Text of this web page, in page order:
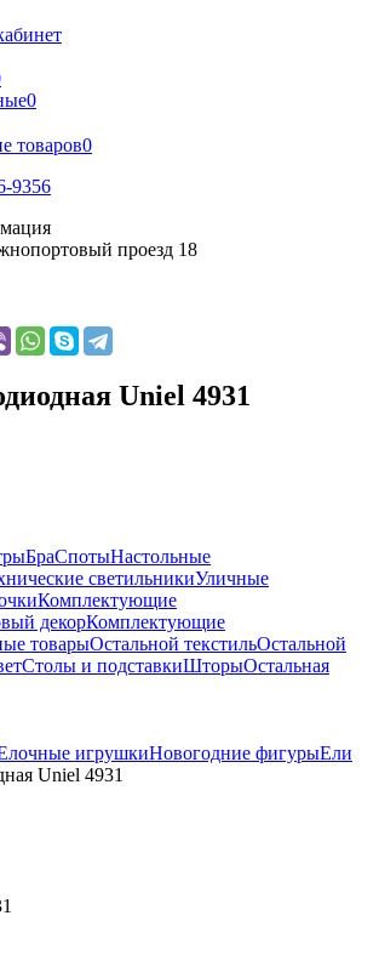
0
товаров0
9356
проезд 18
Uniel 4931
БраСпотыНастольные
светильникиУличные
Комплектующие
декорКомплектующие
товарыОстальной текстильОстальной
Столы и подставкиШторыОстальная
игрушкиНовогодние фигурыЕли
Uniel 4931